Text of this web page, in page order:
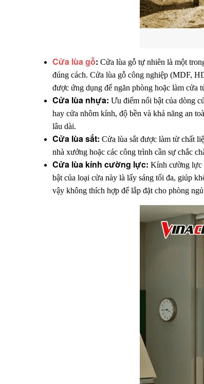
Cửa lùa gỗ: Cửa lùa gỗ tự nhiên là một
đúng cách. Cửa lùa gỗ công nghiệp (MDF,
được ứng dụng để ngăn phòng hoặc làm cửa
Cửa lùa nhựa: Ưu điểm nổi bật của dòng
hay cửa nhôm kính, độ bền và khả năng an
lâu dài.
Cửa lùa sắt: Cửa lùa sắt được làm từ chất
nhà xưởng hoặc các công trình cần sự chắc
Cửa lùa kính cường lực: Kính cường lực
bật của loại cửa này là lấy sáng tối đa, giúp
vậy không thích hợp để lắp đặt cho phòng